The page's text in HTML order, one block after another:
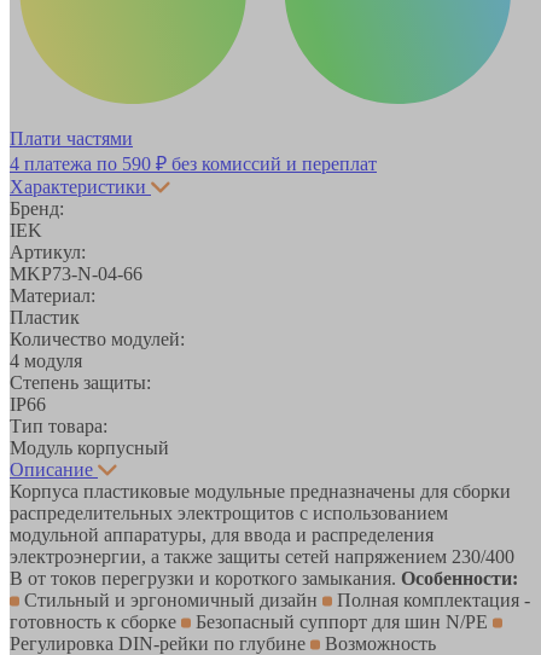
Плати частями
4 платежа по 590 ₽ без комиссий и переплат
Характеристики
Бренд:
IEK
Артикул:
MKP73-N-04-66
Материал:
Пластик
Количество модулей:
4 модуля
Степень защиты:
IP66
Тип товара:
Модуль корпусный
Описание
Корпуса пластиковые модульные предназначены для сборки
распределительных электрощитов с использованием
модульной аппаратуры, для ввода и распределения
электроэнергии, а также защиты сетей напряжением 230/400
В от токов перегрузки и короткого замыкания. Особенности:
Стильный и эргономичный дизайн
Полная комплектация -
готовность к сборке
Безопасный суппорт для шин N/PE
Регулировка DIN-рейки по глубине
Возможность